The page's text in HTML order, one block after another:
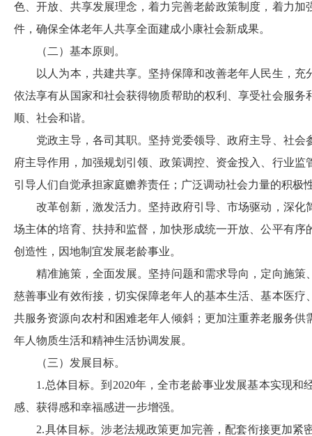
色、开放、共享发展理念，着力完善老龄政策制度，着力
件，确保全体老年人共享全面建成小康社会新成果。
（二）基本原则。
以人为本，共建共享。坚持保障和改善老年人民生，
依法享有从国家和社会获得物质帮助的权利、享受社会服
顺、社会和谐。
党政主导，各司其职。坚持党委领导、政府主导、社
府主导作用，加强规划引领、政策调控、资金投入、行业
引导人们自觉承担家庭赡养责任；广泛调动社会力量的积
改革创新，激发活力。坚持政府引导、市场驱动，深
场主体的培育、扶持和监督，加快形成统一开放、公平有
创造性，因地制宜发展老龄事业。
精准施策，全面发展。坚持问题和需求导向，定向施
慈善事业有效衔接，切实保障老年人的基本生活、基本医
共服务资源向农村和困难老年人倾斜；更加注重养老服务
年人物质生活和精神生活协调发展。
（三）发展目标。
1.总体目标。到 2020年，全市老龄事业发展基本实现和
感、获得感和幸福感进一步增强。
2.具体目标。涉老法规政策更加完善，配套衔接更加